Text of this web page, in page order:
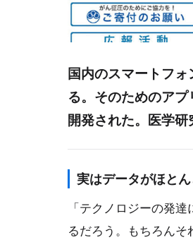
国内のスマートフ
る。そのためのア
開発された。医学研
実はデータがほと
「テクノロジーの発
るだろう。もちろんそ